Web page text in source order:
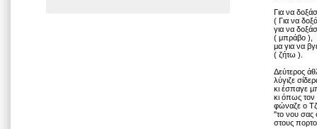
Για να
( Για να
για να
( μπράβο ),
μα για να
( ζήτω ).
Δεύτερος
λύγιζε
κι έσπαγε
κι όπως τον
φώναζε ο
"το νου σας
στους